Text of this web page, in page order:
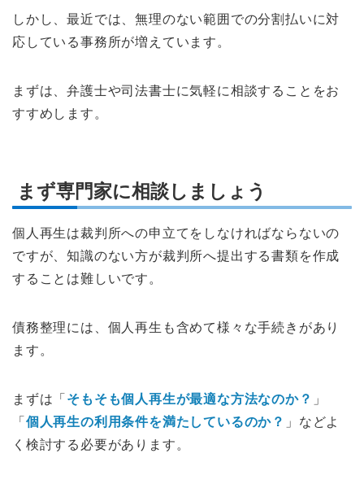
しかし、最近では、無理のない範囲での分割払いに対
応している事務所が増えています。
まずは、弁護士や司法書士に気軽に相談することをお
すすめします。
まず専門家に相談しましょう
個人再生は裁判所への申立てをしなければならないの
ですが、知識のない方が裁判所へ提出する書類を作成
することは難しいです。
債務整理には、個人再生も含めて様々な手続きがあり
ます。
まずは「 そもそも個人再生が最適な方法なのか？ 」
「 個人再生の利用条件を満たしているのか？ 」などよ
く検討する必要があります。